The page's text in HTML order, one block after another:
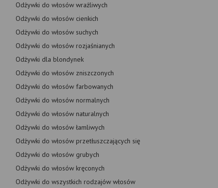
Odżywki do włosów wrażliwych
Odżywki do włosów cienkich
Odżywki do włosów suchych
Odżywki do włosów rozjaśnianych
Odżywki dla blondynek
Odżywki do włosów zniszczonych
Odżywki do włosów farbowanych
Odżywki do włosów normalnych
Odżywki do włosów naturalnych
Odżywki do włosów łamliwych
Odżywki do włosów przetłuszczających się
Odżywki do włosów grubych
Odżywki do włosów kręconych
Odżywki do wszystkich rodzajów włosów